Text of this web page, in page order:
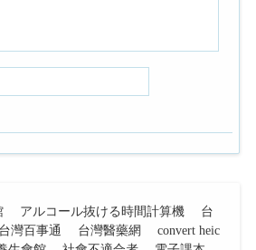
アルコール抜ける時間計算機
台
台灣百事通 台灣醫藥網
convert heic